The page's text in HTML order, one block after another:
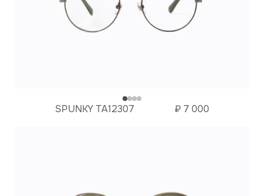
SPUNKY TA12307 ₽ 7 000